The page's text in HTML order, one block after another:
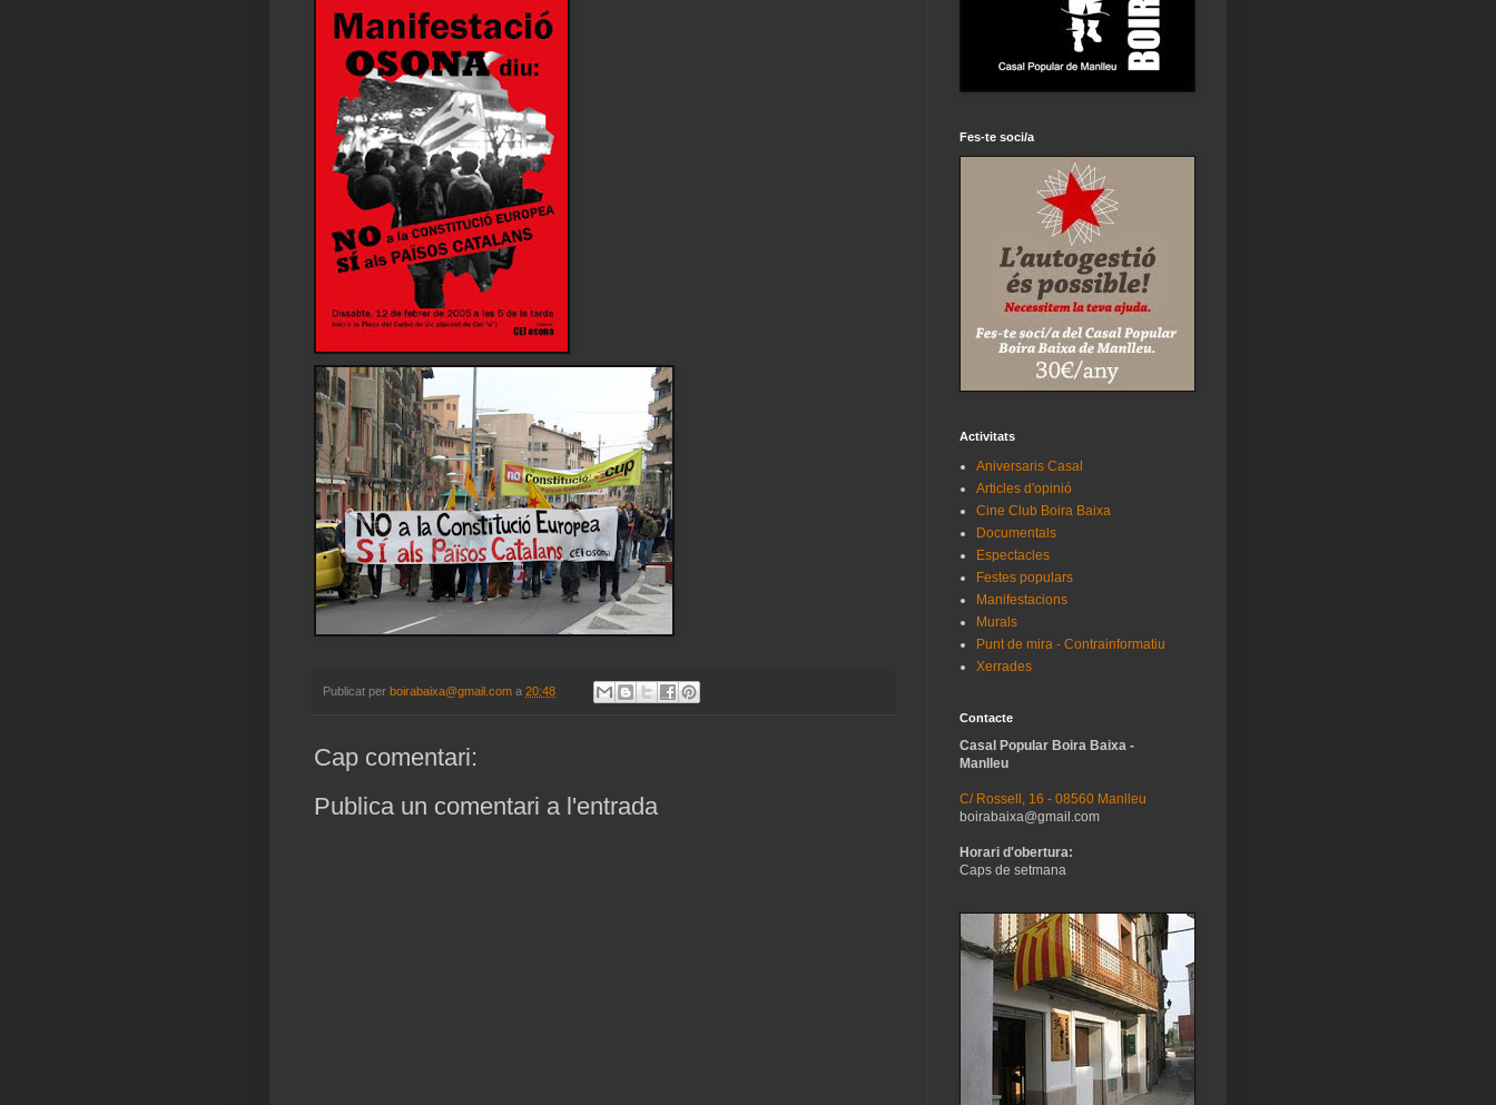
Publicat per boirabaixa@gmail.com a 20:48
Cap comentari:
Publica un comentari a l'entrada
Fes-te soci/a
Activitats
Aniversaris Casal
Articles d'opinió
Cine Club Boira Baixa
Documentals
Espectacles
Festes populars
Manifestacions
Murals
Punt de mira - Contrainformatiu
Xerrades
Contacte
Casal Popular Boira Baixa -
Manlleu
C/ Rossell, 16 - 08560 Manlleu
boirabaixa@gmail.com
Horari d'obertura:
Caps de setmana